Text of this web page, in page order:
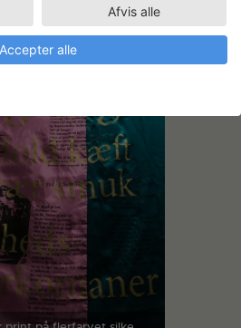
Afvis alle
Accepter alle